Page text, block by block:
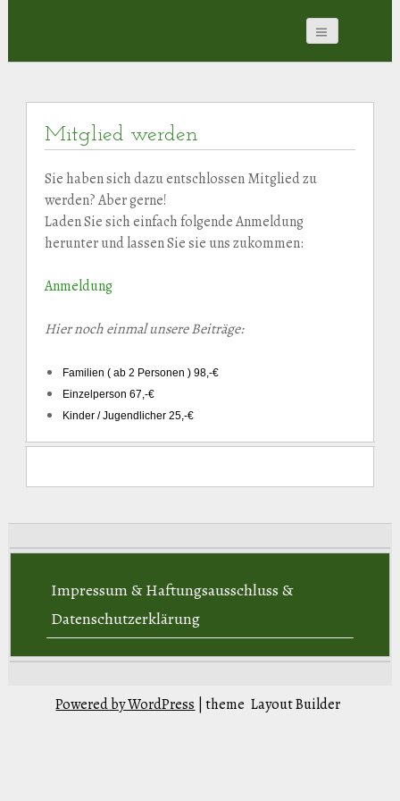
Mitglied werden
Sie haben sich dazu entschlossen Mitglied zu
werden? Aber gerne!
Laden Sie sich einfach folgende Anmeldung
herunter und lassen Sie sie uns zukommen:
Anmeldung
Hier noch einmal unsere Beiträge:
Familien ( ab 2 Personen ) 98,-€
Einzelperson 67,-€
Kinder / Jugendlicher 25,-€
Impressum & Haftungsausschluss &
Datenschutzerklärung
Powered by WordPress | theme Layout Builder